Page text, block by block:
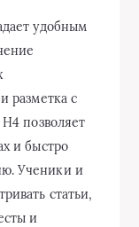
удобным
разметка с
позволяет
и быстро
Ученики и
статьи,
и